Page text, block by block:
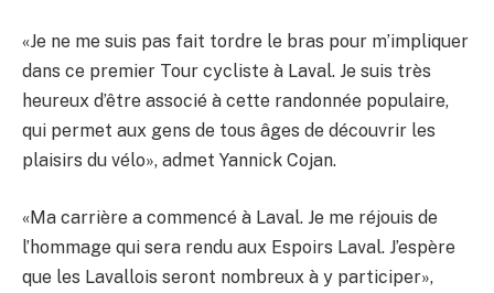
«Je ne me suis pas fait tordre le bras pour m’impliquer
dans ce premier Tour cycliste à Laval. Je suis très
heureux d’être associé à cette randonnée populaire,
qui permet aux gens de tous âges de découvrir les
plaisirs du vélo», admet Yannick Cojan.
«Ma carrière a commencé à Laval. Je me réjouis de
l’hommage qui sera rendu aux Espoirs Laval. J’espère
que les Lavallois seront nombreux à y participer»,